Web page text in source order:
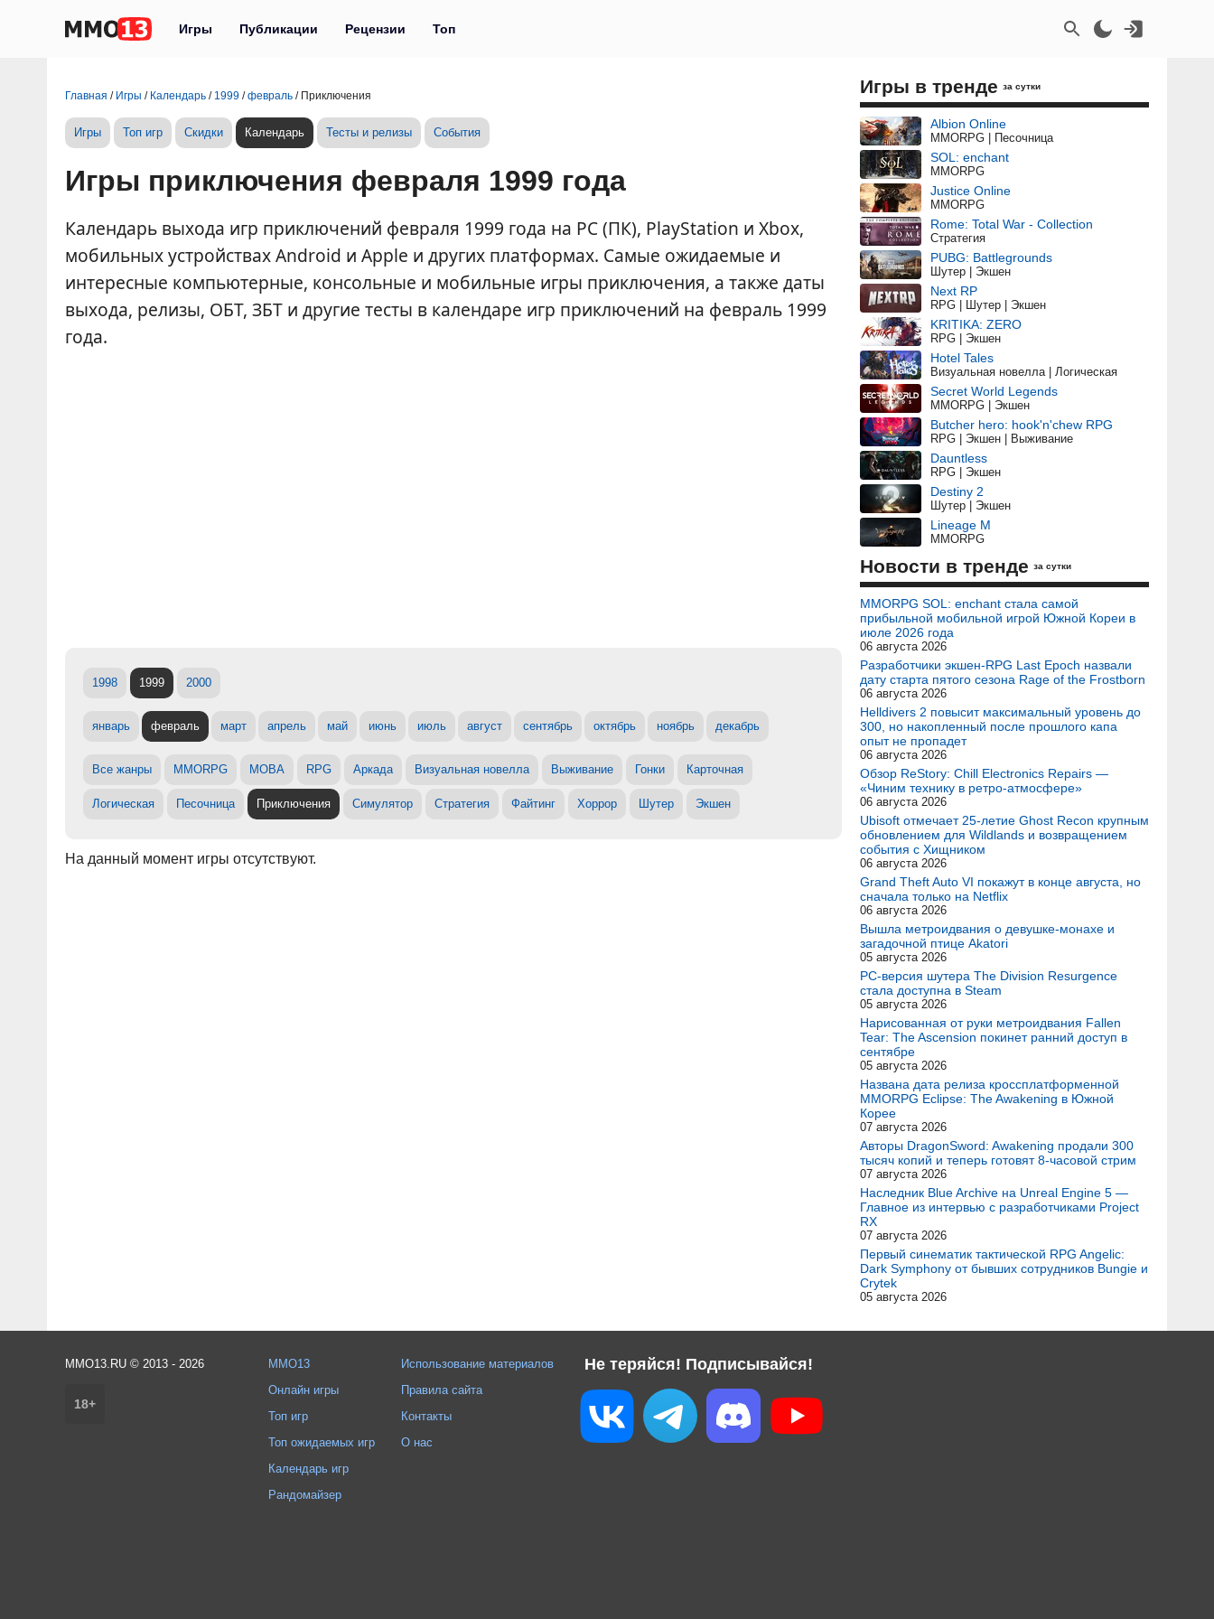
Игры Публикации Рецензии Топ
Главная / Игры / Календарь / 1999 /февраль / Приключения
Игры Топ игр Скидки Календарь Тесты и релизы События
Игры приключения февраля 1999 года
Календарь выхода игр приключений февраля 1999 года на PC (ПК), PlayStation и Xbox,
мобильных устройствах Android и Apple и других платформах. Самые ожидаемые и
интересные компьютерные, консольные и мобильные игры приключения, а также даты
выхода, релизы, ОБТ, ЗБТ и другие тесты в календаре игр приключений на февраль 1999
года.
1998 1999 2000
январь февраль март апрель май июнь июль август сентябрь октябрь ноябрь декабрь
Все жанры MMORPG MOBA RPG Аркада Визуальная новелла Выживание Гонки Карточная
Логическая Песочница Приключения Симулятор Стратегия Файтинг Хоррор Шутер Экшен
На данный момент игры отсутствуют.
Игры в тренде за сутки
Albion Online
MMORPG | Песочница
SOL: enchant
MMORPG
Justice Online
MMORPG
Rome: Total War - Collection
Стратегия
PUBG: Battlegrounds
Шутер | Экшен
Next RP
RPG | Шутер | Экшен
KRITIKA: ZERO
RPG | Экшен
Hotel Tales
Визуальная новелла | Логическая
Secret World Legends
MMORPG | Экшен
Butcher hero: hook'n'chew RPG
RPG | Экшен | Выживание
Dauntless
RPG | Экшен
Destiny 2
Шутер | Экшен
Lineage M
MMORPG
Новости в тренде за сутки
MMORPG SOL: enchant стала самой
прибыльной мобильной игрой Южной Кореи в
июле 2026 года
06 августа 2026
Разработчики экшен-RPG Last Epoch назвали
дату старта пятого сезона Rage of the Frostborn
06 августа 2026
Helldivers 2 повысит максимальный уровень до
300, но накопленный после прошлого капа
опыт не пропадет
06 августа 2026
Обзор ReStory: Chill Electronics Repairs —
«Чиним технику в ретро-атмосфере»
06 августа 2026
Ubisoft отмечает 25-летие Ghost Recon крупным
обновлением для Wildlands и возвращением
события с Хищником
06 августа 2026
Grand Theft Auto VI покажут в конце августа, но
сначала только на Netflix
06 августа 2026
Вышла метроидвания о девушке-монахе и
загадочной птице Akatori
05 августа 2026
PC-версия шутера The Division Resurgence
стала доступна в Steam
05 августа 2026
Нарисованная от руки метроидвания Fallen
Tear: The Ascension покинет ранний доступ в
сентябре
05 августа 2026
Названа дата релиза кроссплатформенной
MMORPG Eclipse: The Awakening в Южной
Корее
07 августа 2026
Авторы DragonSword: Awakening продали 300
тысяч копий и теперь готовят 8-часовой стрим
07 августа 2026
Наследник Blue Archive на Unreal Engine 5 —
Главное из интервью с разработчиками Project
RX
07 августа 2026
Первый синематик тактической RPG Angelic:
Dark Symphony от бывших сотрудников Bungie и
Crytek
05 августа 2026
Не теряйся! Подписывайся!
MMO13.RU © 2013 - 2026
18+
MMO13
Онлайн игры
Топ игр
Топ ожидаемых игр
Календарь игр
Рандомайзер
Использование материалов
Правила сайта
Контакты
О нас